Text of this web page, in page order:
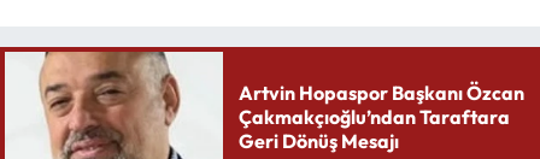
Artvin Hopaspor Başkanı Özcan
Çakmakçıoğlu’ndan Taraftara
Geri Dönüş Mesajı